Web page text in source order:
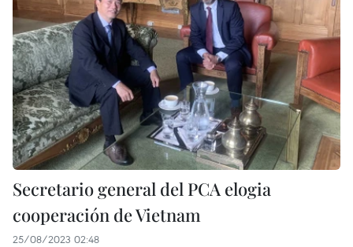
Secretario general del PCA elogia
cooperación de Vietnam
25/08/2023 02:48